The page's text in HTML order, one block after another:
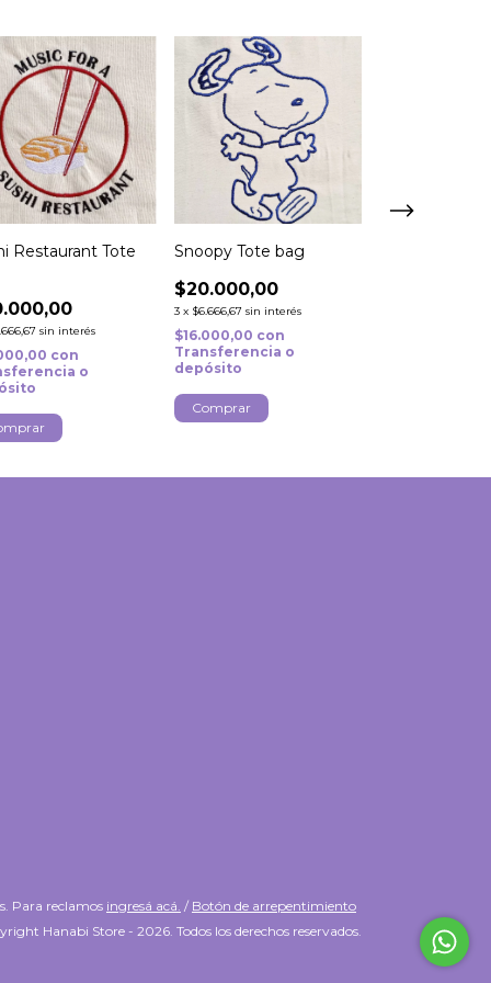
Restaurant Tote
sin interés
con
o
Snoopy Tote bag
$20.000,00
3 x $6.666,67 sin interés
$16.000,00 con
Transferencia o
depósito
Comprar
Para reclamos ingresá acá. / Botón de arrepentimiento
Hanabi Store - 2026. Todos los derechos reservados.